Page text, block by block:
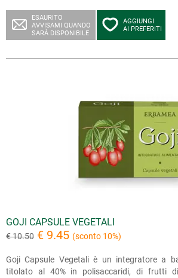
ESAURITO
AVVISAMI QUANDO
SARÀ DISPONIBILE
AGGIUNGI
AI PREFERITI
GOJI CAPSULE VEGETALI
€ 10.50 € 9.45 (sconto 10%)
Goji Capsule Vegetali è un integratore a
titolato al 40% in polisaccaridi, di frutti